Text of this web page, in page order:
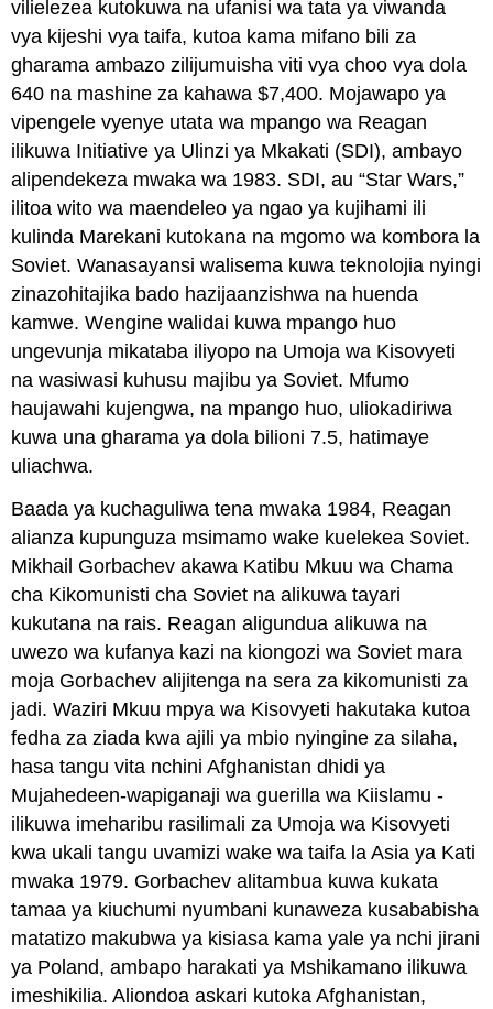
vilielezea kutokuwa na ufanisi wa tata ya viwanda
vya kijeshi vya taifa, kutoa kama mifano bili za
gharama ambazo zilijumuisha viti vya choo vya dola
640 na mashine za kahawa $7,400. Mojawapo ya
vipengele vyenye utata wa mpango wa Reagan
ilikuwa Initiative ya Ulinzi ya Mkakati (SDI), ambayo
alipendekeza mwaka wa 1983. SDI, au “Star Wars,”
ilitoa wito wa maendeleo ya ngao ya kujihami ili
kulinda Marekani kutokana na mgomo wa kombora la
Soviet. Wanasayansi walisema kuwa teknolojia nyingi
zinazohitajika bado hazijaanzishwa na huenda
kamwe. Wengine walidai kuwa mpango huo
ungevunja mikataba iliyopo na Umoja wa Kisovyeti
na wasiwasi kuhusu majibu ya Soviet. Mfumo
haujawahi kujengwa, na mpango huo, uliokadiriwa
kuwa una gharama ya dola bilioni 7.5, hatimaye
uliachwa.
Baada ya kuchaguliwa tena mwaka 1984, Reagan
alianza kupunguza msimamo wake kuelekea Soviet.
Mikhail Gorbachev akawa Katibu Mkuu wa Chama
cha Kikomunisti cha Soviet na alikuwa tayari
kukutana na rais. Reagan aligundua alikuwa na
uwezo wa kufanya kazi na kiongozi wa Soviet mara
moja Gorbachev alijitenga na sera za kikomunisti za
jadi. Waziri Mkuu mpya wa Kisovyeti hakutaka kutoa
fedha za ziada kwa ajili ya mbio nyingine za silaha,
hasa tangu vita nchini Afghanistan dhidi ya
Mujahedeen-wapiganaji wa guerilla wa Kiislamu -
ilikuwa imeharibu rasilimali za Umoja wa Kisovyeti
kwa ukali tangu uvamizi wake wa taifa la Asia ya Kati
mwaka 1979. Gorbachev alitambua kuwa kukata
tamaa ya kiuchumi nyumbani kunaweza kusababisha
matatizo makubwa ya kisiasa kama yale ya nchi jirani
ya Poland, ambapo harakati ya Mshikamano ilikuwa
imeshikilia. Aliondoa askari kutoka Afghanistan,